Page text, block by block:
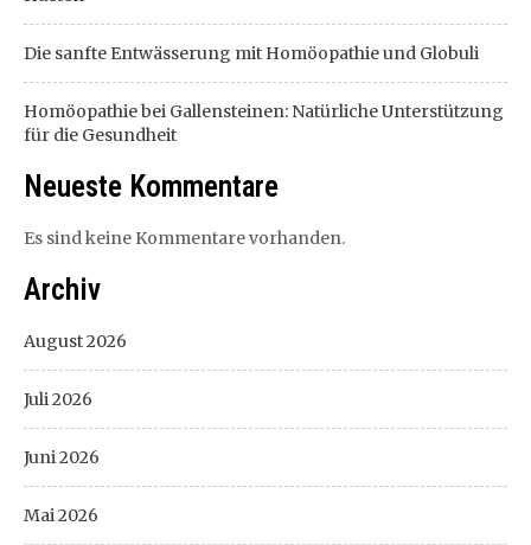
Die sanfte Entwässerung mit Homöopathie und Globuli
Homöopathie bei Gallensteinen: Natürliche Unterstützung
für die Gesundheit
Neueste Kommentare
Es sind keine Kommentare vorhanden.
Archiv
August 2026
Juli 2026
Juni 2026
Mai 2026